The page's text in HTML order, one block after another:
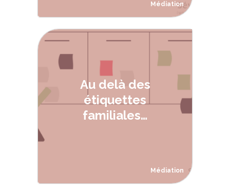
Médiation
Au delà des
étiquettes
familiales…
Médiation